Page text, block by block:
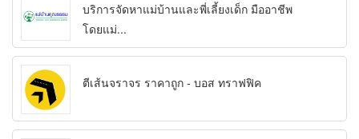
บริการจัดหาแม่บ้านและพี่เลี้ยงเด็ก มืออาชีพ
โดยแม่...
ตีเส้นจราจร ราคาถูก - บอส ทราฟฟิค